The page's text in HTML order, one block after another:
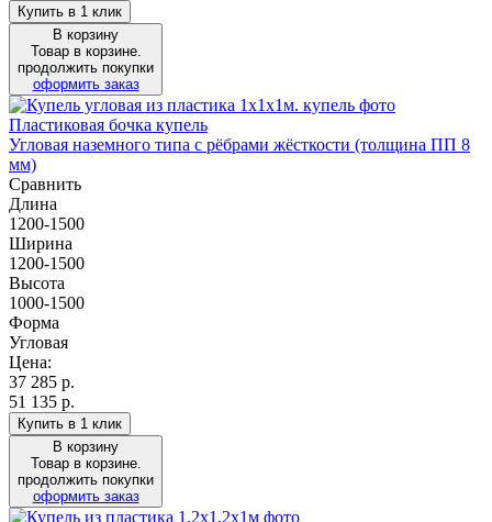
Купить в 1 клик
В корзину
Товар в корзине.
продолжить покупки
оформить заказ
Пластиковая бочка купель
Угловая наземного типа с рёбрами жёсткости (толщина ПП 8
мм)
Сравнить
Длина
1200-1500
Ширина
1200-1500
Высота
1000-1500
Форма
Угловая
Цена:
37 285 р.
51 135 р.
Купить в 1 клик
В корзину
Товар в корзине.
продолжить покупки
оформить заказ